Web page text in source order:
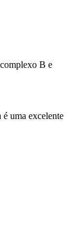
B e
uma excelente